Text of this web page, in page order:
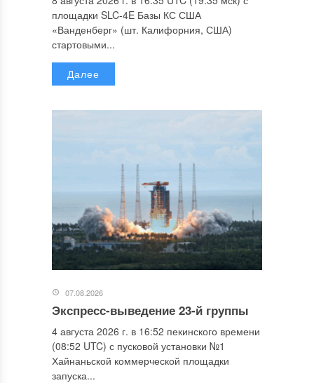
площадки SLC-4E Базы КС США
«Ванденберг» (шт. Калифорния, США)
стартовыми...
Далее
07.08.2026
Экспресс-выведение 23-й группы
4 августа 2026 г. в 16:52 пекинского времени
(08:52 UTC) с пусковой установки №1
Хайнаньской коммерческой площадки
запуска...